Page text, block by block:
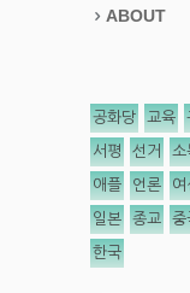
ABOUT
공화당 교육
서평 선거 소
애플 언론 여
일본 종교 중
한국